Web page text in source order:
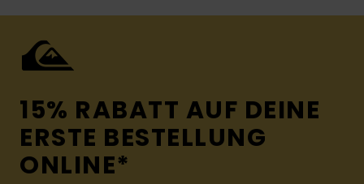
15% RABATT AUF DEINE
ERSTE BESTELLUNG
ONLINE*